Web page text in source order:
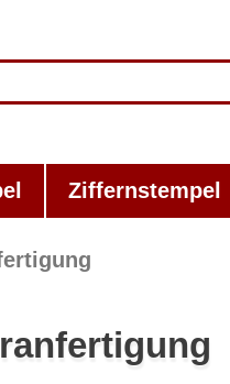
Ziffernstempel